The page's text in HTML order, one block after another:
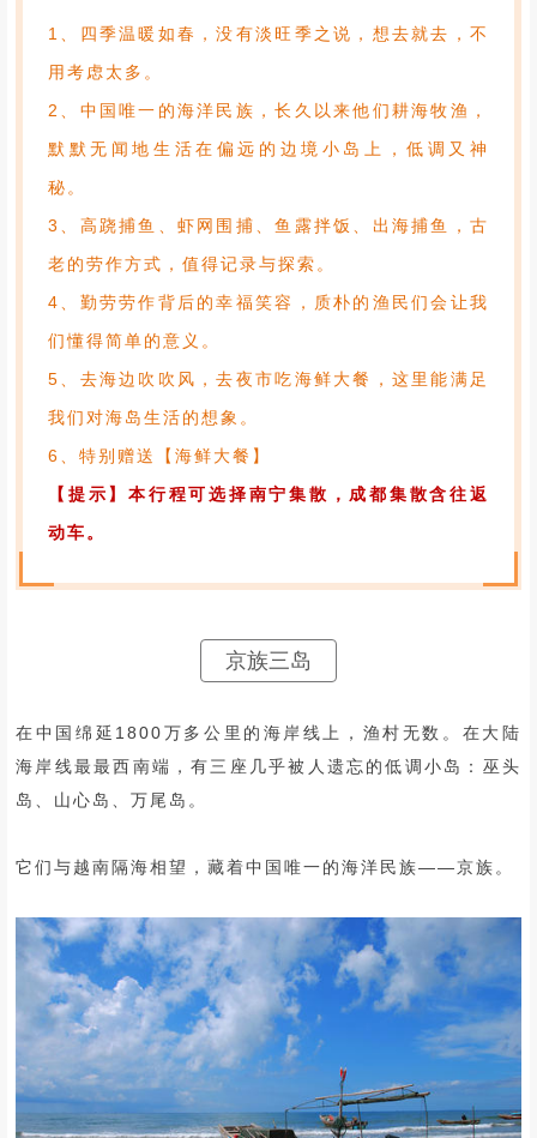
1、四季温暖如春，没有淡旺季之说，想去就去，不
用考虑太多。
2、中国唯一的海洋民族，长久以来他们耕海牧渔，
默默无闻地生活在偏远的边境小岛上，低调又神
秘。
3、高跷捕鱼、虾网围捕、鱼露拌饭、出海捕鱼，古
老的劳作方式，值得记录与探索。
4、勤劳劳作背后的幸福笑容，质朴的渔民们会让我
们懂得简单的意义。
5、去海边吹吹风，去夜市吃海鲜大餐，这里能满足
我们对海岛生活的想象。
6、特别赠送【海鲜大餐】
【提示】本行程可选择南宁集散，成都集散含往返
动车。
京族三岛
在中国绵延1800万多公里的海岸线上，渔村无数。在大陆
海岸线最最西南端，有三座几乎被人遗忘的低调小岛：巫头
岛、山心岛、万尾岛。
它们与越南隔海相望，藏着中国唯一的海洋民族——京族。